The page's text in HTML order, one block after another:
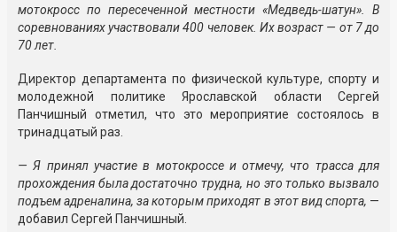
мотокросс по пересеченной местности «Медведь-шатун». В
соревнованиях участвовали 400 человек. Их возраст — от 7 до
70 лет.
Директор департамента по физической культуре, спорту и
молодежной политике Ярославской области Сергей
Панчишный отметил, что это мероприятие состоялось в
тринадцатый раз.
— Я принял участие в мотокроссе и отмечу, что трасса для
прохождения была достаточно трудна, но это только вызвало
подъем адреналина, за которым приходят в этот вид спорта, —
добавил Сергей Панчишный.